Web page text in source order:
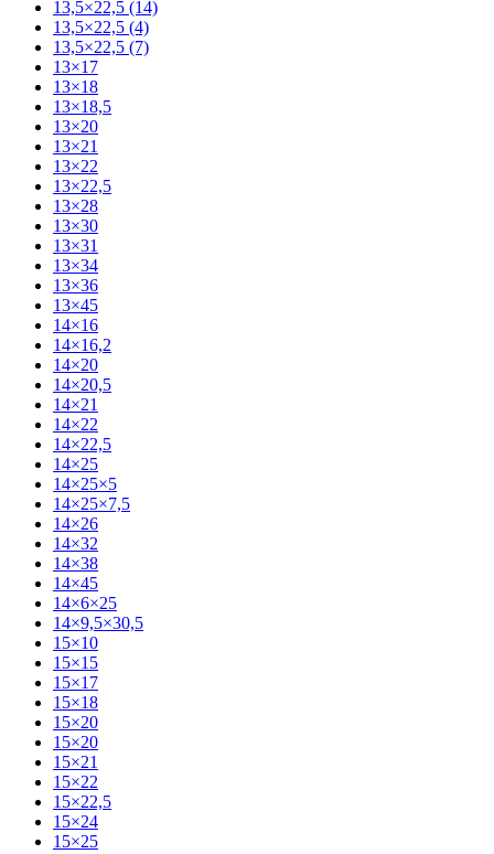
13,5×22,5 (14)
13,5×22,5 (4)
13,5×22,5 (7)
13×17
13×18
13×18,5
13×20
13×21
13×22
13×22,5
13×28
13×30
13×31
13×34
13×36
13×45
14×16
14×16,2
14×20
14×20,5
14×21
14×22
14×22,5
14×25
14×25×5
14×25×7,5
14×26
14×32
14×38
14×45
14×6×25
14×9,5×30,5
15×10
15×15
15×17
15×18
15×20
15×20
15×21
15×22
15×22,5
15×24
15×25